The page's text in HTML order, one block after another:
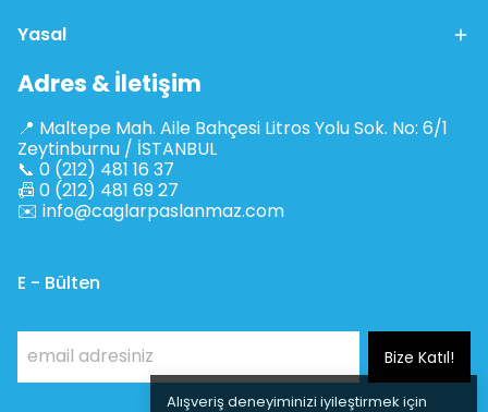
Alışveriş deneyiminizi iyileştirmek için
Yasal
Adres & İletişim
📍 Maltepe Mah. Aile Bahçesi Litros Yolu Sok. No: 6/1
Zeytinburnu / İSTANBUL
📞 0 (212) 481 16 37
📠 0 (212) 481 69 27
✉️ info@caglarpaslanmaz.com
E - Bülten
Bize Katıl!